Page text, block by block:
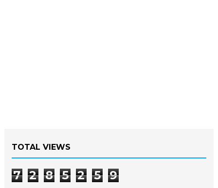
TOTAL VIEWS
7 2 8 5 2 5 9